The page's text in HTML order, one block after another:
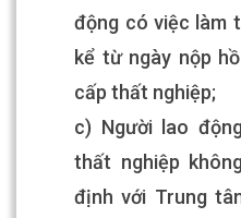
động có việc làm
kể từ ngày nộp
cấp thất nghiệp;
c) Người lao
thất nghiệp
định với Trung